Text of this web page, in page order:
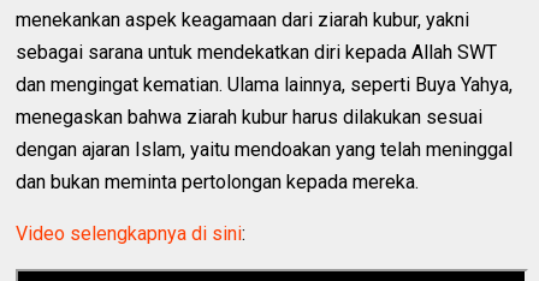
menekankan aspek keagamaan dari ziarah kubur, yakni
sebagai sarana untuk mendekatkan diri kepada Allah SWT
dan mengingat kematian. Ulama lainnya, seperti Buya Yahya,
menegaskan bahwa ziarah kubur harus dilakukan sesuai
dengan ajaran Islam, yaitu mendoakan yang telah meninggal
dan bukan meminta pertolongan kepada mereka.
Video selengkapnya di sini: